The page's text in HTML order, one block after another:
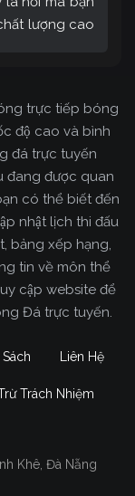
lượng cao
trực tiếp bóng
độ cao và bình
đá trực tuyến
đang được quan
có thể biết đến
nhật lịch thi đấu
bảng xếp hạng,
tin về môn thể
cập website để
Đá trực tuyến.
Liên Hệ
Trách Nhiệm
Khê, Đà Nẵng